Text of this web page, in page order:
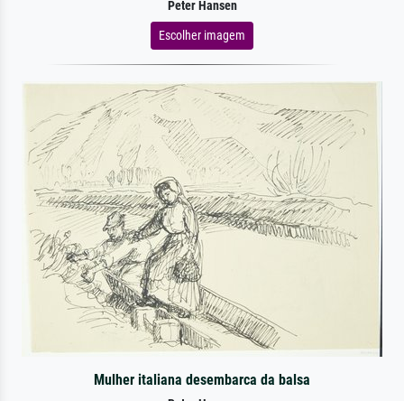
Peter Hansen
Escolher imagem
Mulher italiana desembarca da balsa